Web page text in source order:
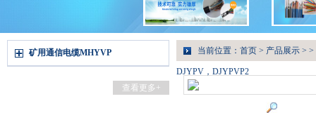
矿用通信电缆MHYVP
查看更多+
当前位置： 首页 > 产品展示 > >
DJYPV，DJYPVP2